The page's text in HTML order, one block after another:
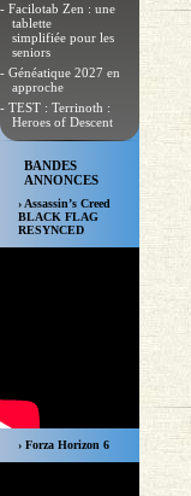
- Facilotab Zen : une
tablette
simplifiée pour les
seniors
- Généatique 2027 en
approche
- TEST : Terrinoth :
Heroes of Descent
BANDES
ANNONCES
› Assassin’s Creed
BLACK FLAG
RESYNCED
› Forza Horizon 6